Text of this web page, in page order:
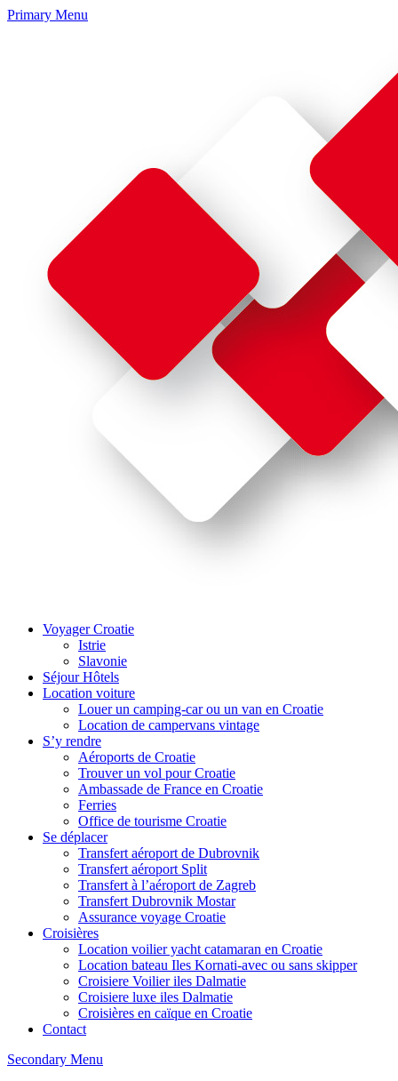
Primary Menu
Voyager Croatie
Istrie
Slavonie
Séjour Hôtels
Location voiture
Louer un camping-car ou un van en Croatie
Location de campervans vintage
S’y rendre
Aéroports de Croatie
Trouver un vol pour Croatie
Ambassade de France en Croatie
Ferries
Office de tourisme Croatie
Se déplacer
Transfert aéroport de Dubrovnik
Transfert aéroport Split
Transfert à l’aéroport de Zagreb
Transfert Dubrovnik Mostar
Assurance voyage Croatie
Croisières
Location voilier yacht catamaran en Croatie
Location bateau Iles Kornati-avec ou sans skipper
Croisiere Voilier iles Dalmatie
Croisiere luxe iles Dalmatie
Croisières en caïque en Croatie
Contact
Secondary Menu